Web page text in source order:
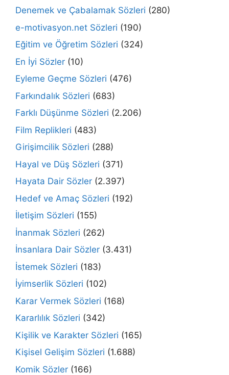
Denemek ve Çabalamak Sözleri (280)
e-motivasyon.net Sözleri (190)
Eğitim ve Öğretim Sözleri (324)
En İyi Sözler (10)
Eyleme Geçme Sözleri (476)
Farkındalık Sözleri (683)
Farklı Düşünme Sözleri (2.206)
Film Replikleri (483)
Girişimcilik Sözleri (288)
Hayal ve Düş Sözleri (371)
Hayata Dair Sözler (2.397)
Hedef ve Amaç Sözleri (192)
İletişim Sözleri (155)
İnanmak Sözleri (262)
İnsanlara Dair Sözler (3.431)
İstemek Sözleri (183)
İyimserlik Sözleri (102)
Karar Vermek Sözleri (168)
Kararlılık Sözleri (342)
Kişilik ve Karakter Sözleri (165)
Kişisel Gelişim Sözleri (1.688)
Komik Sözler (166)